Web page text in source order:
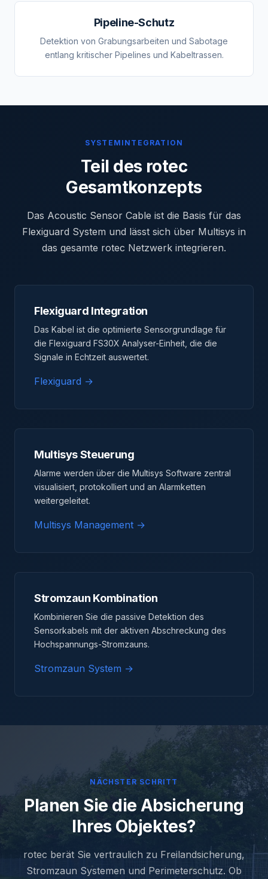
Pipeline-Schutz
Detektion von Grabungsarbeiten und Sabotage
entlang kritischer Pipelines und Kabeltrassen.
SYSTEMINTEGRATION
Teil des rotec
Gesamtkonzepts
Das Acoustic Sensor Cable ist die Basis für das
Flexiguard System und lässt sich über Multisys in
das gesamte rotec Netzwerk integrieren.
Flexiguard Integration
Das Kabel ist die optimierte Sensorgrundlage für
die Flexiguard FS30X Analyser-Einheit, die die
Signale in Echtzeit auswertet.
Flexiguard →
Multisys Steuerung
Alarme werden über die Multisys Software zentral
visualisiert, protokolliert und an Alarmketten
weitergeleitet.
Multisys Management →
Stromzaun Kombination
Kombinieren Sie die passive Detektion des
Sensorkabels mit der aktiven Abschreckung des
Hochspannungs-Stromzauns.
Stromzaun System →
NÄCHSTER SCHRITT
Planen Sie die Absicherung
Ihres Objektes?
rotec berät Sie vertraulich zu Freilandsicherung,
Stromzaun Systemen und Perimeterschutz. Ob